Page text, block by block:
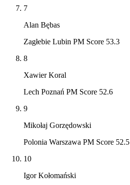
7
Alan Bębas
Zagłebie Lubin PM Score 53.3
8
Xawier Koral
Lech Poznań PM Score 52.6
9
Mikołaj Gorzędowski
Polonia Warszawa PM Score 52.5
10
Igor Kołomański